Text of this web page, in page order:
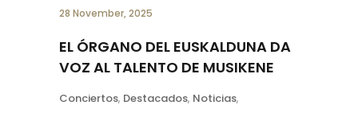
28 November, 2025
EL ÓRGANO DEL EUSKALDUNA DA
VOZ AL TALENTO DE MUSIKENE
Conciertos, Destacados, Noticias,